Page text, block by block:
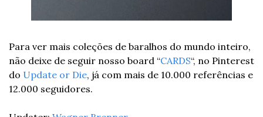
Para ver mais coleções de baralhos do mundo inteiro,
não deixe de seguir nosso board “CARDS“, no Pinterest
do Update or Die, já com mais de 10.000 referências e
12.000 seguidores.